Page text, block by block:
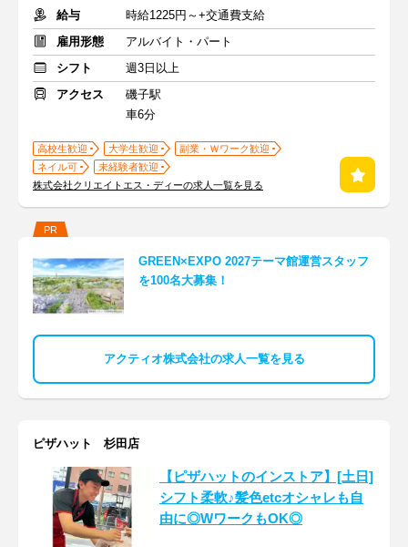
給与
時給1225円～+交通費支給
雇用形態
アルバイト・パート
シフト
週3日以上
アクセス
磯子駅
車6分
高校生歓迎 大学生歓迎
副業・Ｗワーク歓迎
ネイル可
未経験者歓迎
株式会社クリエイトエス・ディーの求人一覧を見る
PR
GREEN×EXPO 2027テーマ館運営スタッフ
を100名大募集！
アクティオ株式会社の求人一覧を見る
ピザハット 杉田店
【ピザハットのインストア】[土日]
シフト柔軟♪髪色etcオシャレも自
由に◎WワークもOK◎